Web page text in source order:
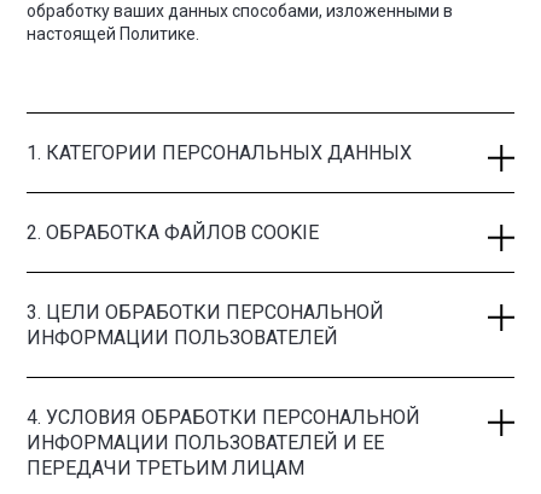
обработку ваших данных способами, изложенными в
настоящей Политике.
1. КАТЕГОРИИ ПЕРСОНАЛЬНЫХ ДАННЫХ
2. ОБРАБОТКА ФАЙЛОВ COOKIE
3. ЦЕЛИ ОБРАБОТКИ ПЕРСОНАЛЬНОЙ
ИНФОРМАЦИИ ПОЛЬЗОВАТЕЛЕЙ
4. УСЛОВИЯ ОБРАБОТКИ ПЕРСОНАЛЬНОЙ
ИНФОРМАЦИИ ПОЛЬЗОВАТЕЛЕЙ И ЕЕ
ПЕРЕДАЧИ ТРЕТЬИМ ЛИЦАМ